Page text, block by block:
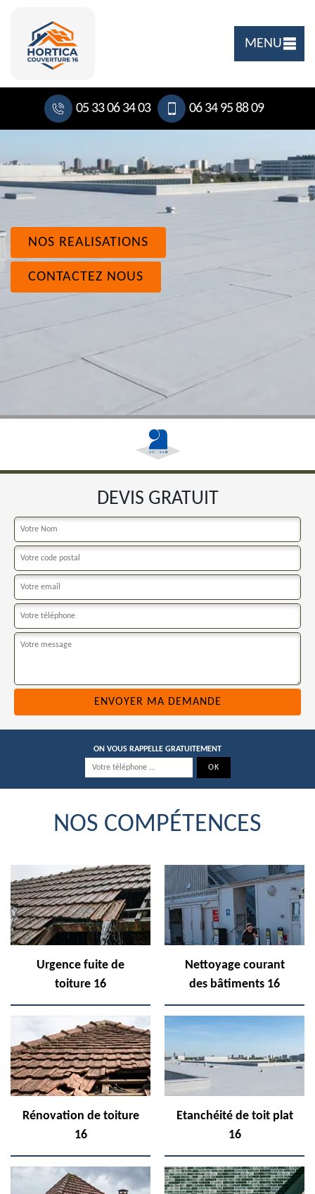
MENU
05 33 06 34 03 06 34 95 88 09
NOS REALISATIONS
CONTACTEZ NOUS
DEVIS GRATUIT
ON VOUS RAPPELLE GRATUITEMENT
NOS COMPÉTENCES
Urgence fuite de
toiture 16
Nettoyage courant
des bâtiments 16
Rénovation de toiture
16
Etanchéité de toit plat
16